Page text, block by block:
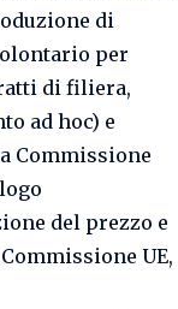
di
per
di filiera,
ad hoc) e
Commissione
del prezzo e
UE,